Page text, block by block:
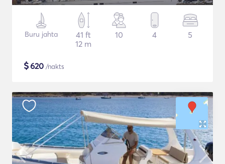
Buru jahta
41 ft
12 m
10 4 5
$620 /nakts